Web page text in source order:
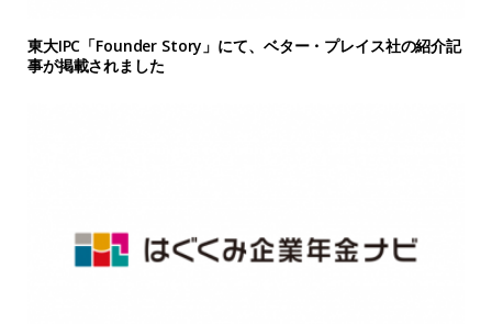
東大IPC「Founder Story」にて、ベター・プレイス社の紹介記
事が掲載されました